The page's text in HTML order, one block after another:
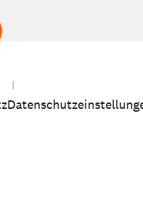
Seitenanfang